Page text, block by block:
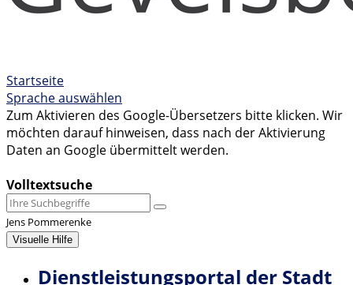
Startseite
Sprache auswählen
Zum Aktivieren des Google-Übersetzers bitte klicken. Wir
möchten darauf hinweisen, dass nach der Aktivierung
Daten an Google übermittelt werden.
Volltextsuche
Jens Pommerenke
Visuelle Hilfe
Dienstleistungsportal der Stadt